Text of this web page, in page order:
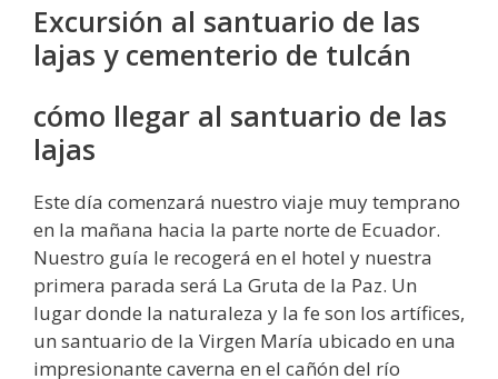
Excursión al santuario de las
lajas y cementerio de tulcán
cómo llegar al santuario de las
lajas
Este día comenzará nuestro viaje muy temprano
en la mañana hacia la parte norte de Ecuador.
Nuestro guía le recogerá en el hotel y nuestra
primera parada será La Gruta de la Paz. Un
lugar donde la naturaleza y la fe son los artífices,
un santuario de la Virgen María ubicado en una
impresionante caverna en el cañón del río